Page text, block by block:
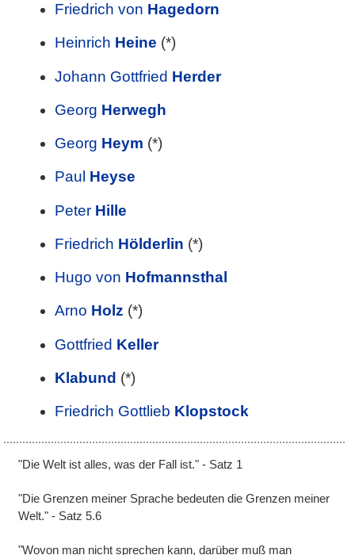
Friedrich von Hagedorn
Heinrich Heine (*)
Johann Gottfried Herder
Georg Herwegh
Georg Heym (*)
Paul Heyse
PeterHille
Friedrich Hölderlin (*)
Hugo von Hofmannsthal
Arno Holz (*)
Gottfried Keller
Klabund (*)
Friedrich Gottlieb Klopstock
"Die Welt ist alles, was der Fall ist." - Satz 1
"Die Grenzen meiner Sprache bedeuten die Grenzen meiner
Welt." - Satz 5.6
"Wovon man nicht sprechen kann, darüber muß man